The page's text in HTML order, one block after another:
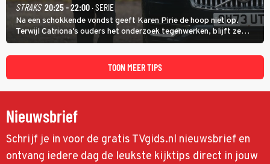
STRAKS 20:25 - 22:00· SERIE
Na een schokkende vondst geeft Karen Pirie de hoop niet op.
Terwijl Catriona's ouders het onderzoek tegenwerken, blijft ze
speuren naar Adam. In deze slotaflevering van Karen Pirie leidt het
spoor via Frankrijk en Italië naar Malta.
TOON MEER TIPS
Nieuwsbrief
Schrijf je in voor de gratis TVgids.nl nieuwsbrief en
ontvang iedere dag de leukste kijktips direct in jouw